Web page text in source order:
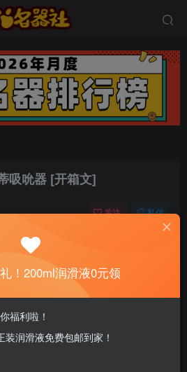
吸吮器 [开箱文]
关注 私信
户注册并加好友，免费领
润滑液哦～
用品的科技含量都很低。大
需要一个阴茎形象的振动再
！200ml润滑液0元领
福利啦！
润滑液免费包邮到家！